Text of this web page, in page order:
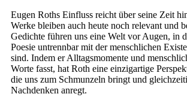
Eugen Roths Einfluss reicht über seine Zeit
Werke bleiben auch heute noch relevant und
Gedichte führen uns eine Welt vor Augen, in
Poesie untrennbar mit der menschlichen
sind. Indem er Alltagsmomente und
Worte fasst, hat Roth eine einzigartige
die uns zum Schmunzeln bringt und
Nachdenken anregt.